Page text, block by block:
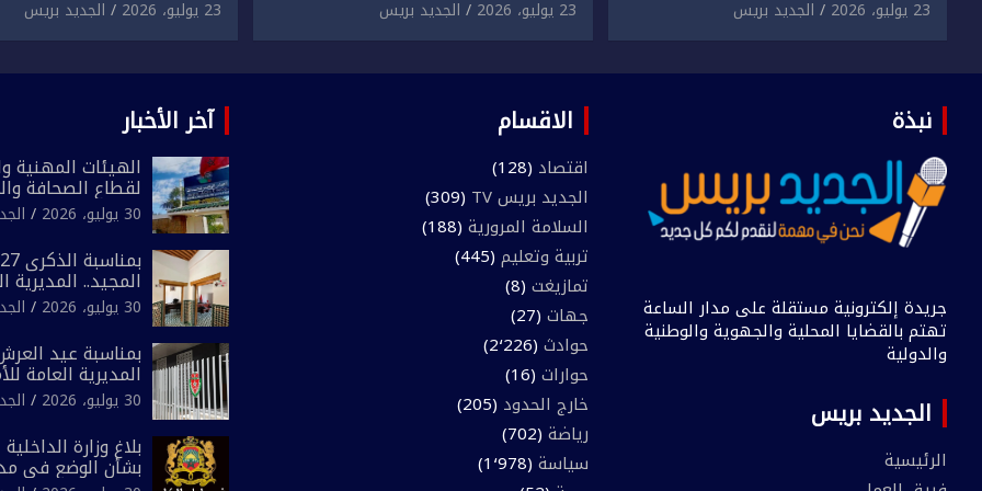
مادي.
23 يوليو، 2026 الجديد بريس
في حق سائح أجنبي.
23 يوليو، 2026 الجديد بريس
ومحاولة إضرام النار عمدا.
23 يوليو، 2026 الجديد بريس
نبذة
جريدة إلكترونية مستقلة على مدار الساعة
تهتم بالقضايا المحلية والجهوية والوطنية
والدولية
الجديد بريس
الرئيسية
الاقسام
اقتصاد (128)
الجديد بريس TV
(309)
السلامة المرورية (188)
تربية وتعليم (445)
تمازيغت (8)
جهات (27)
حوادث (2٬226)
حوارات (16)
خارج الحدود (205)
رياضة (702)
سياسة (1٬978)
آخر الأخبار
الهيئات المهنية
لقطاع الصحافة
المغرب تعلن
لـ”أي أجندة
مقاس سياسي
30 يوليو، 2026
المجيد.. المديرية
الوطني تفتتح
لفرقة الشرطة
30 يوليو، 2026
بمناسبة عيد
المديرية العامة
تعزز البنية الأمنية
بإحداث فرقتين
30 يوليو، 2026
بلاغ وزارة
بشأن الوضع في